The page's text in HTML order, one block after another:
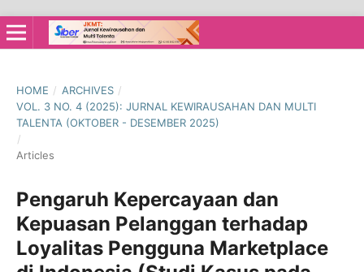
HOME / ARCHIVES /
VOL. 3 NO. 4 (2025): JURNAL KEWIRAUSAHAN DAN MULTI
TALENTA (OKTOBER - DESEMBER 2025)
/
Articles
Pengaruh Kepercayaan dan
Kepuasan Pelanggan terhadap
Loyalitas Pengguna Marketplace